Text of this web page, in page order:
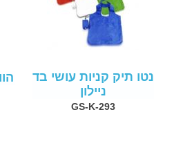
נטו תיק קניות עושי בד
ניילון
GS-K-293